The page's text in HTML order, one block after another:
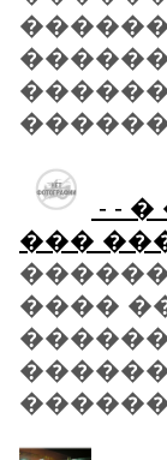
- -
���
����